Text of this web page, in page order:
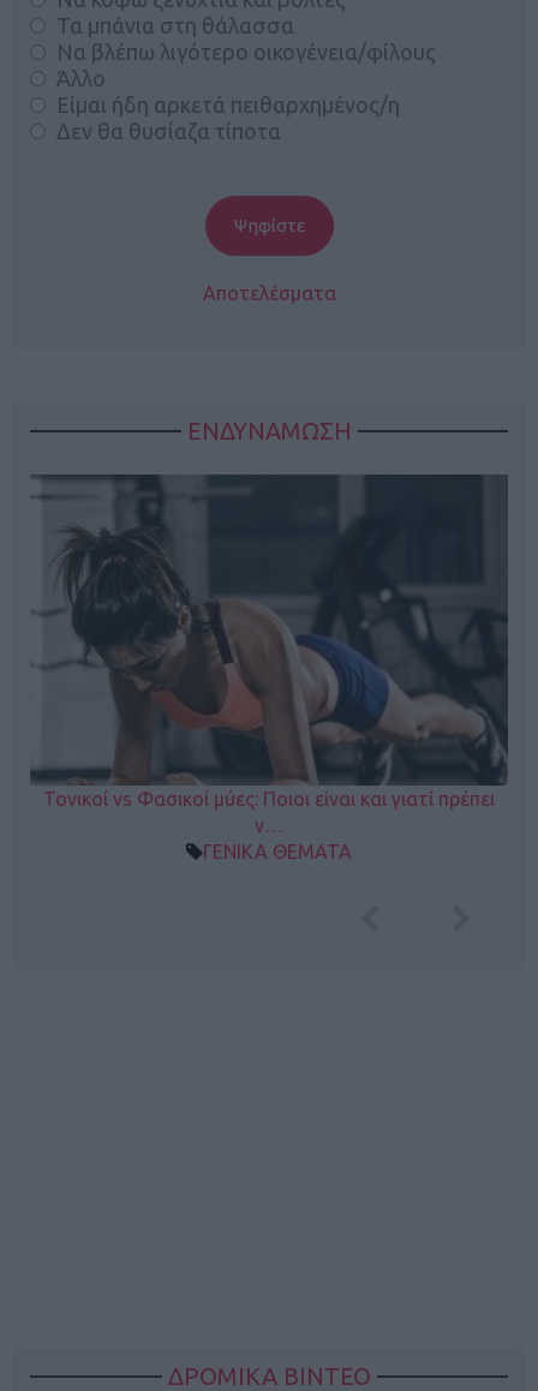
Τα μπάνια στη θάλασσα
Να βλέπω λιγότερο οικογένεια/φίλους
Άλλο
Είμαι ήδη αρκετά πειθαρχημένος/η
Δεν θα θυσίαζα τίποτα
Αποτελέσματα
ΕΝΔΥΝΑΜΩΣΗ
Τονικοί vs Φασικοί μύες: Ποιοι είναι και γιατί πρέπει
ν…
ΓΕΝΙΚΑ ΘΕΜΑΤΑ
ΔΡΟΜΙΚΑ ΒΙΝΤΕΟ